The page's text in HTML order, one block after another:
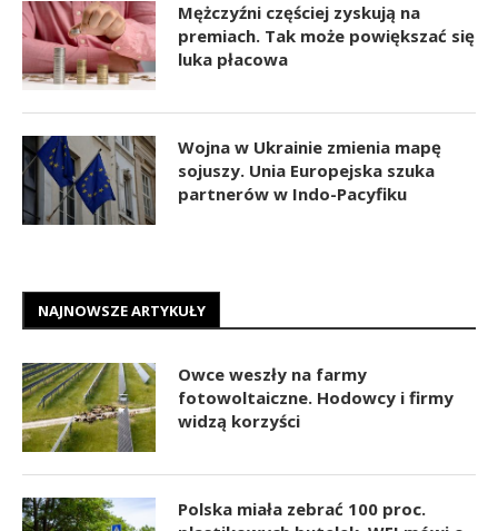
Mężczyźni częściej zyskują na
premiach. Tak może powiększać się
luka płacowa
Wojna w Ukrainie zmienia mapę
sojuszy. Unia Europejska szuka
partnerów w Indo-Pacyfiku
NAJNOWSZE ARTYKUŁY
Owce weszły na farmy
fotowoltaiczne. Hodowcy i firmy
widzą korzyści
Polska miała zebrać 100 proc.